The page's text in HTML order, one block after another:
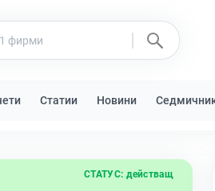
Статии Новини
СТАТУС: действащ